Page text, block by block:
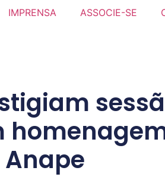
IMPRENSA ASSOCIE-SE